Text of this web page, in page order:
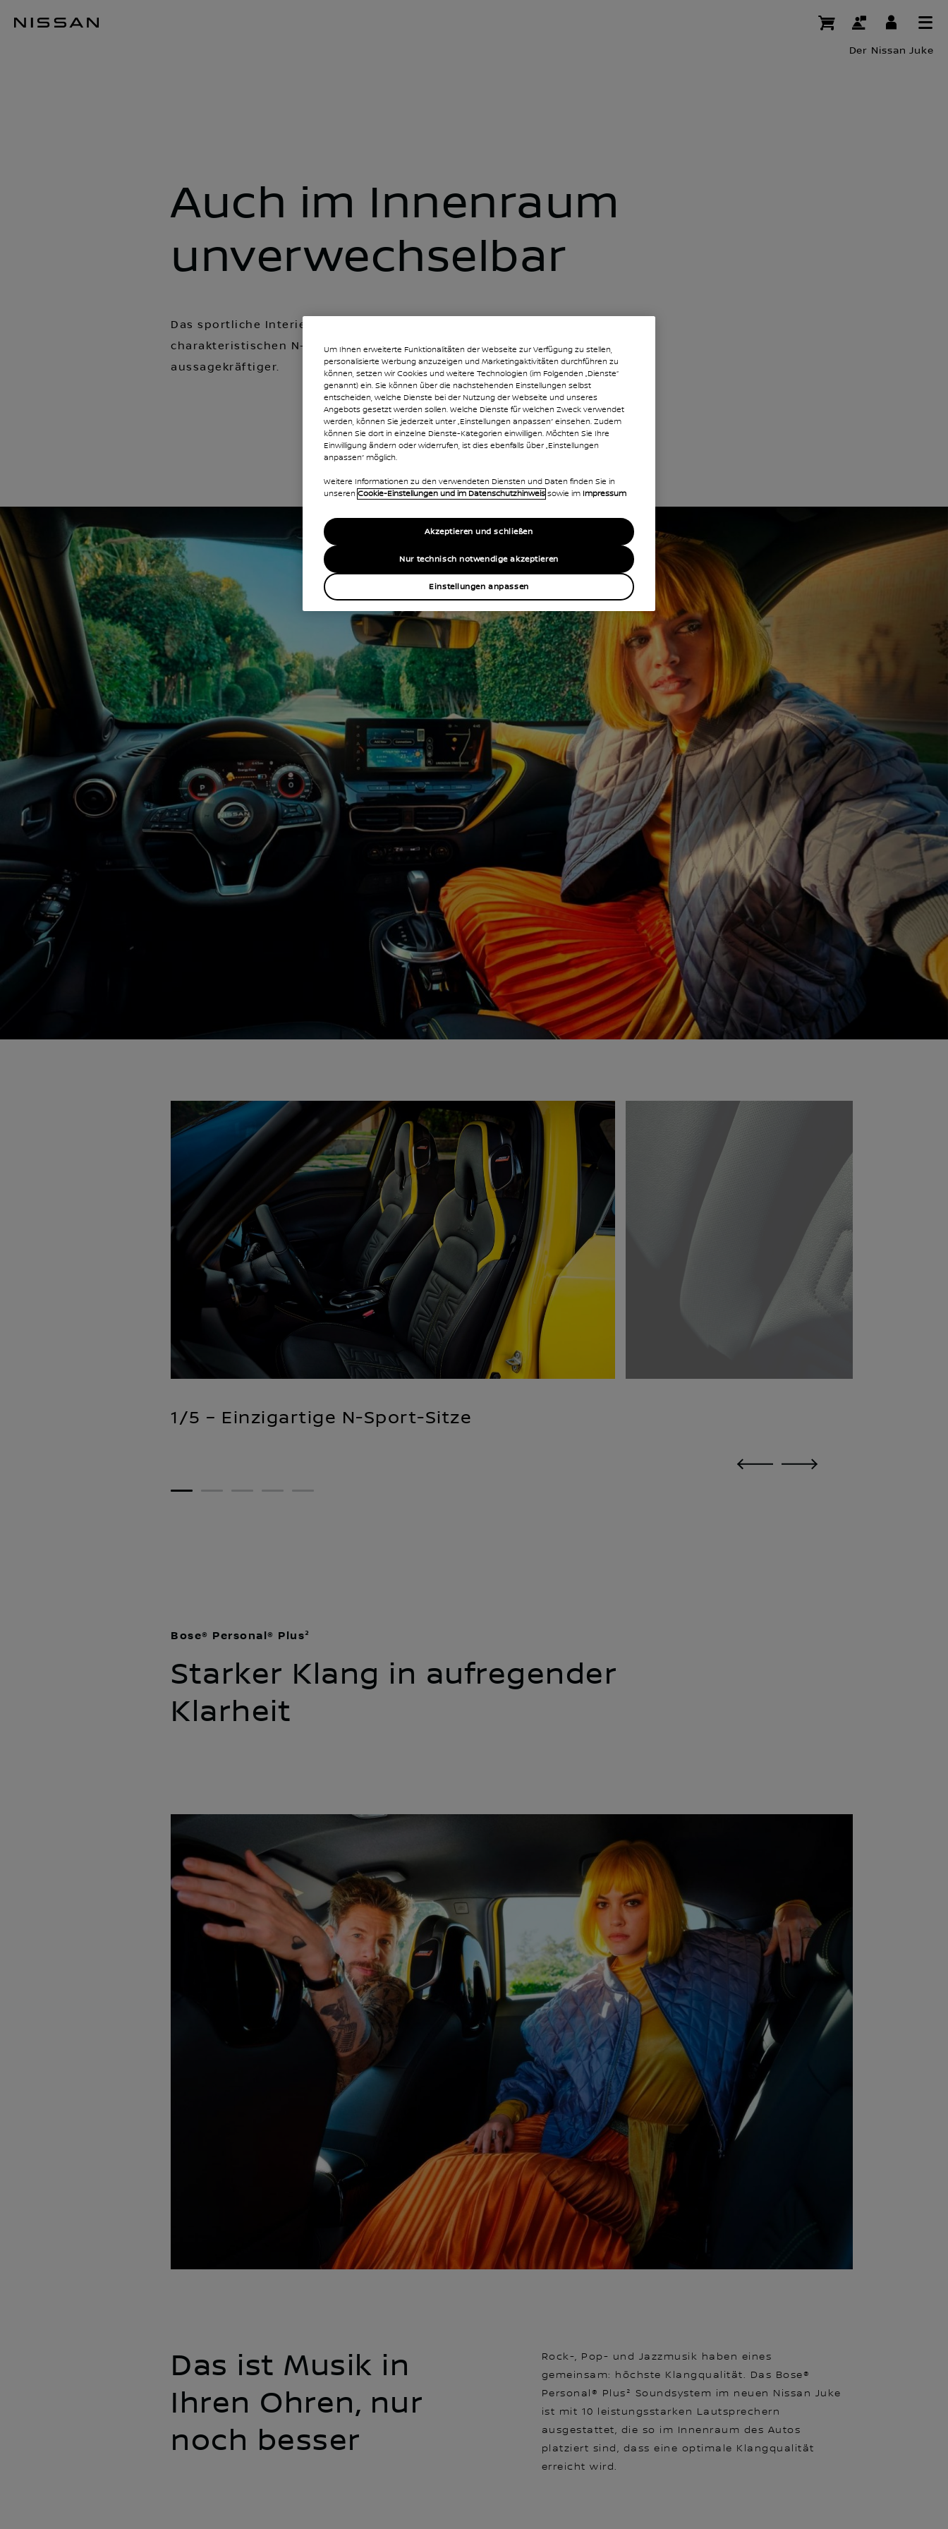
Hauptinhalt
Der Nissan Juke
Auch im Innenraum
unverwechselbar
Das sportliche Interieur des neuen Nissan Juke wird durch die
charakteristischen N-Sport-Highlights in Schwarz und Gelb noch
aussagekräftiger.
1/5 – Einzigartige N-Sport-Sitze
1 2 3 4 5
Starker Klang in aufregender
Klarheit
Bose® Personal® Plus²
Das ist Musik in
Ihren Ohren, nur
noch besser
Rock-, Pop- und Jazzmusik haben eines
gemeinsam: höchste Klangqualität. Das Bose®
Personal® Plus² Soundsystem im neuen Nissan Juke
ist mit 10 leistungsstarken Lautsprechern
ausgestattet, die so im Innenraum des Autos
platziert sind, dass eine optimale Klangqualität
erreicht wird.
Um Ihnen erweiterte Funktionalitäten der Webseite zur Verfügung zu stellen,
personalisierte Werbung anzuzeigen und Marketingaktivitäten durchführen zu
können, setzen wir Cookies und weitere Technologien (im Folgenden „Dienste“
genannt) ein. Sie können über die nachstehenden Einstellungen selbst
entscheiden, welche Dienste bei der Nutzung der Webseite und unseres
Angebots gesetzt werden sollen. Welche Dienste für welchen Zweck verwendet
werden, können Sie jederzeit unter „Einstellungen anpassen“ einsehen. Zudem
können Sie dort in einzelne Dienste-Kategorien einwilligen. Möchten Sie Ihre
Einwilligung ändern oder widerrufen, ist dies ebenfalls über „Einstellungen
anpassen“ möglich.
Weitere Informationen zu den verwendeten Diensten und Daten finden Sie in
unseren Cookie-Einstellungen und im Datenschutzhinweis sowie im Impressum
Einstellungen anpassen
Nur technisch notwendige akzeptieren
Akzeptieren und schließen